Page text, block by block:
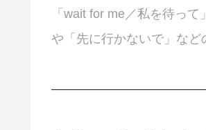
「wait for me／私を待って
や「先に行かないで」など